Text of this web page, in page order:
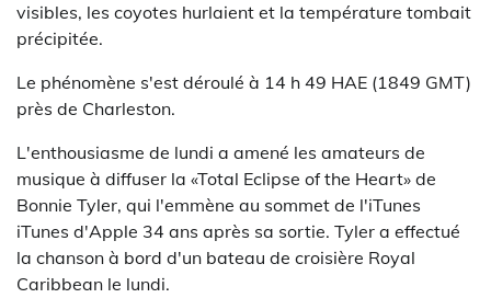
visibles, les coyotes hurlaient et la température tombait
précipitée.
Le phénomène s'est déroulé à 14 h 49 HAE (1849 GMT)
près de Charleston.
L'enthousiasme de lundi a amené les amateurs de
musique à diffuser la «Total Eclipse of the Heart» de
Bonnie Tyler, qui l'emmène au sommet de l'iTunes
iTunes d'Apple 34 ans après sa sortie. Tyler a effectué
la chanson à bord d'un bateau de croisière Royal
Caribbean le lundi.